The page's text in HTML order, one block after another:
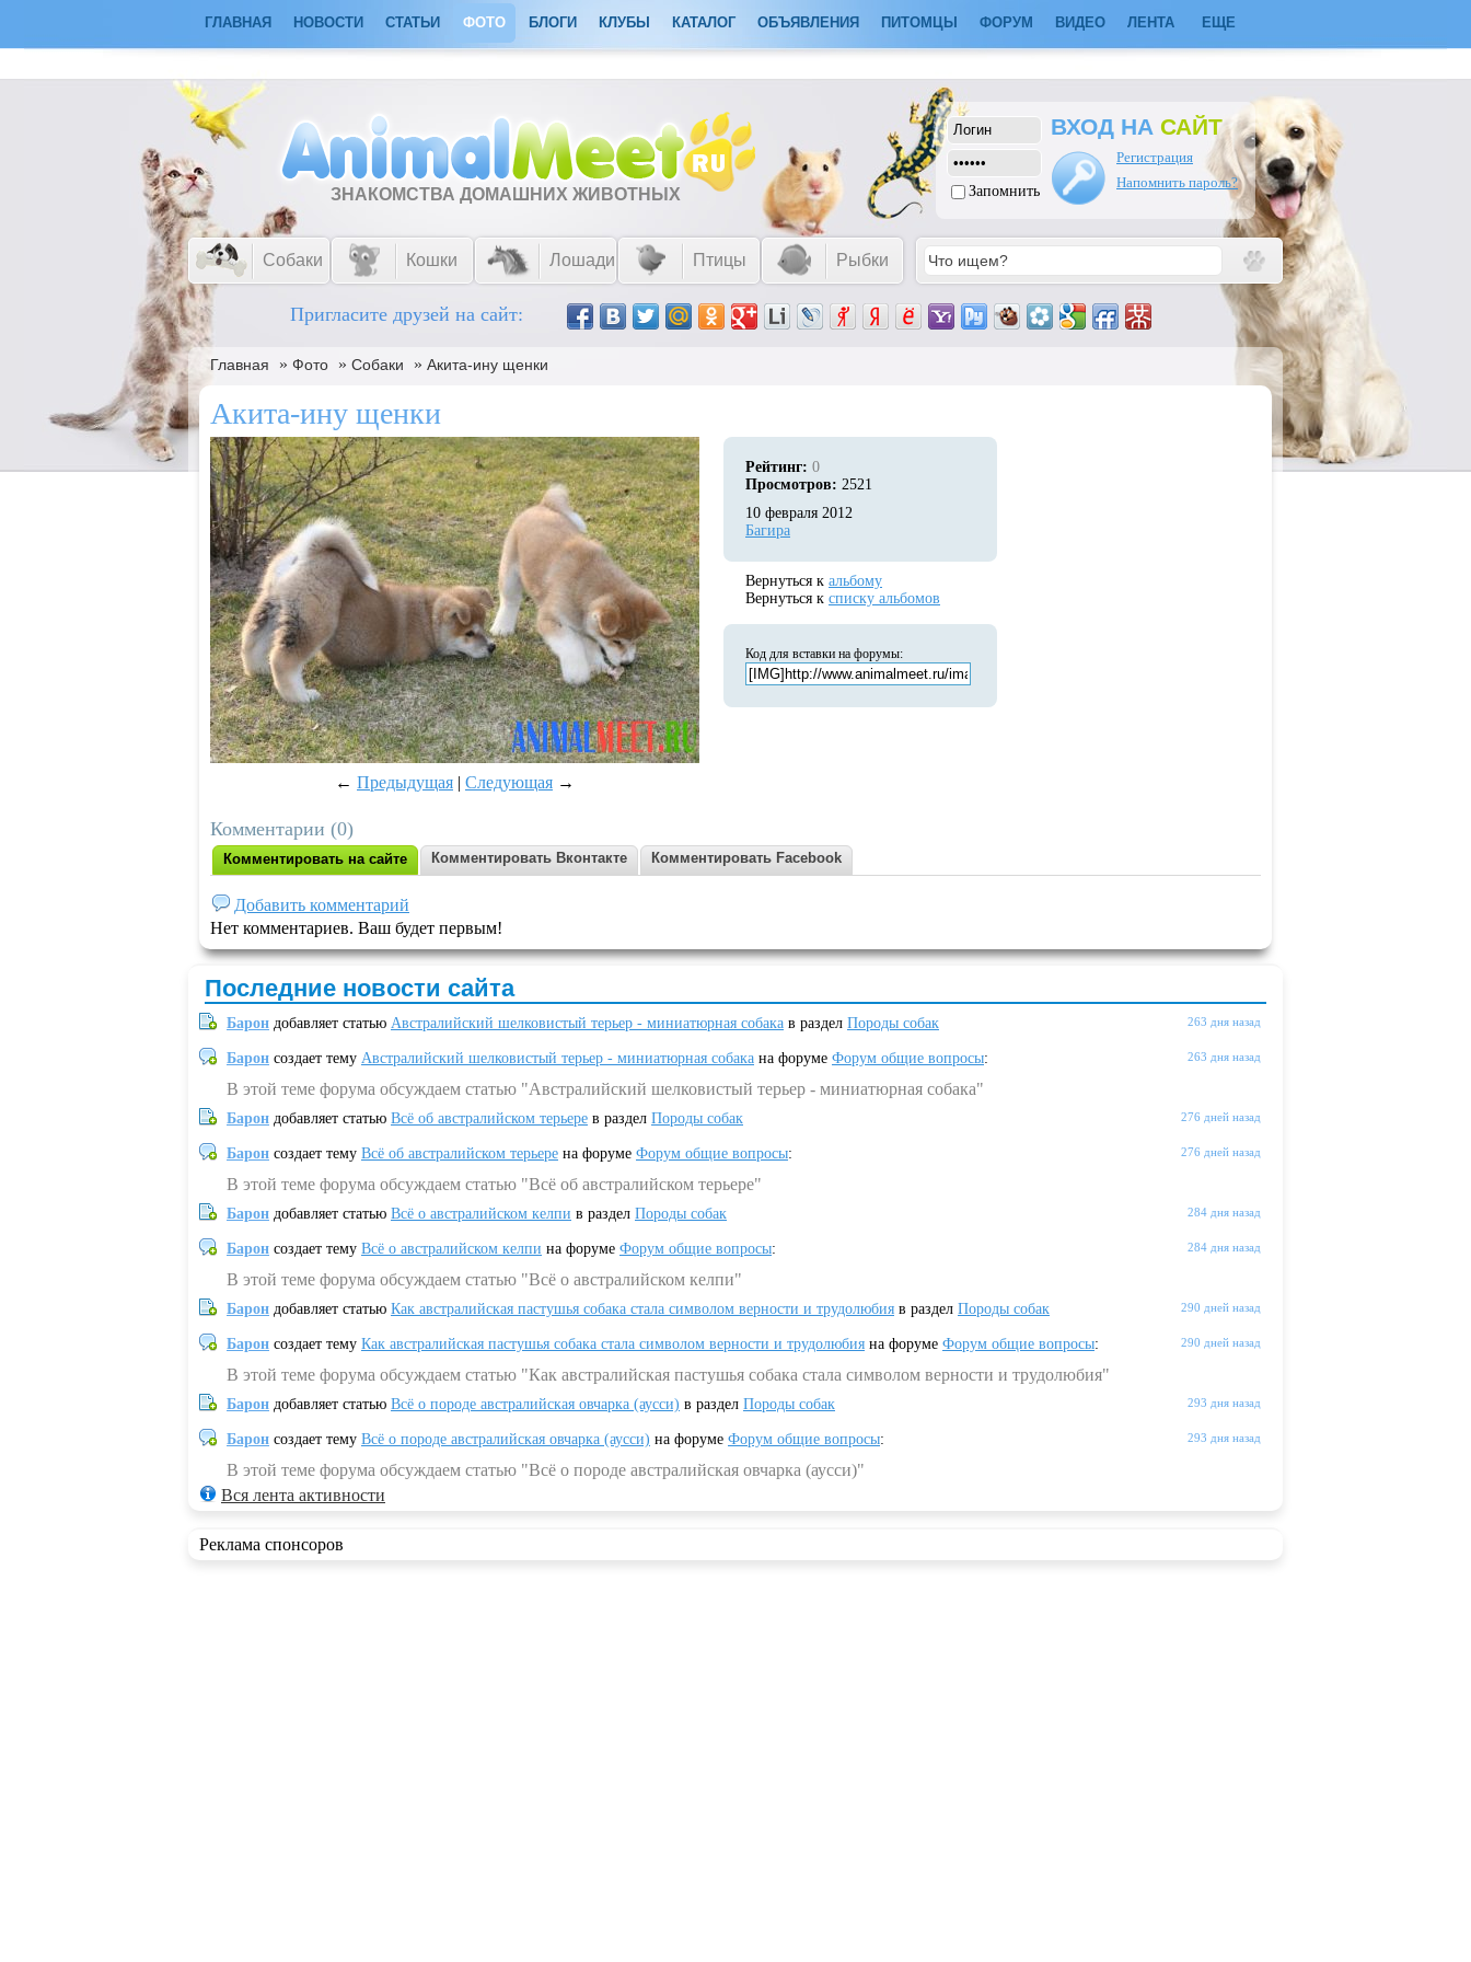
ГЛАВНАЯ НОВОСТИ СТАТЬИ ФОТО БЛОГИ КЛУБЫ КАТАЛОГ ОБЪЯВЛЕНИЯ ПИТОМЦЫ ФОРУМ ВИДЕО ЛЕНТА ЕЩЕ
ЗНАКОМСТВА ДОМАШНИХ ЖИВОТНЫХ Запомнить
ВХОД НА САЙТ
Регистрация
Напомнить пароль?
Собаки Кошки Лошади Птицы Рыбки
Пригласите друзей на сайт:
Главная » Фото » Собаки » Акита-ину щенки
Акита-ину щенки
← Предыдущая | Следующая →
Рейтинг: 0
Просмотров: 2521
10 февраля 2012
Багира
Вернуться к альбому
Вернуться к списку альбомов
Код для вставки на форумы:
Комментарии (0)
Комментировать на сайте Комментировать Вконтакте Комментировать Facebook
Добавить комментарий
Нет комментариев. Ваш будет первым!
Последние новости сайта
263 дня назад
Барон добавляет статью Австралийский шелковистый терьер - миниатюрная собака в раздел Породы собак
263 дня назад
Барон создает тему Австралийский шелковистый терьер - миниатюрная собака на форуме Форум общие вопросы:
В этой теме форума обсуждаем статью "Австралийский шелковистый терьер - миниатюрная собака"
276 дней назад
Барон добавляет статью Всё об австралийском терьере в раздел Породы собак
276 дней назад
Барон создает тему Всё об австралийском терьере на форуме Форум общие вопросы:
В этой теме форума обсуждаем статью "Всё об австралийском терьере"
284 дня назад
Барон добавляет статью Всё о австралийском келпи в раздел Породы собак
284 дня назад
Барон создает тему Всё о австралийском келпи на форуме Форум общие вопросы:
В этой теме форума обсуждаем статью "Всё о австралийском келпи"
290 дней назад
Барон добавляет статью Как австралийская пастушья собака стала символом верности и трудолюбия в раздел Породы собак
290 дней назад
Барон создает тему Как австралийская пастушья собака стала символом верности и трудолюбия на форуме Форум общие вопросы:
В этой теме форума обсуждаем статью "Как австралийская пастушья собака стала символом верности и трудолюбия"
293 дня назад
Барон добавляет статью Всё о породе австралийская овчарка (аусси) в раздел Породы собак
293 дня назад
Барон создает тему Всё о породе австралийская овчарка (аусси) на форуме Форум общие вопросы:
В этой теме форума обсуждаем статью "Всё о породе австралийская овчарка (аусси)"
Вся лента активности
Реклама спонсоров